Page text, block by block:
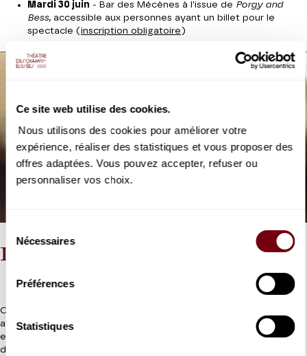
Ce site web utilise des cookies.
Nous utilisons des cookies pour améliorer votre
expérience, réaliser des statistiques et vous proposer des
offres adaptées. Vous pouvez accepter, refuser ou
personnaliser vos choix.
consentement
Nécessaires
Préférences
Statistiques
Mardi 30 juin - Bar des Mécènes à l'issue de Porgy and
Bess, accessible aux personnes ayant un billet pour le
spectacle (inscription obligatoire)
Les portraits de nos mécènes
Chaque mois, un mécène du Cercle nous raconte son histoire
avec le Théâtre des Champs-Elysées, sa passion pour la musique
et les moments les plus marquants de la saison. L’occasion de
découvrir un peu mieux les mélomanes avec qui vous partagez